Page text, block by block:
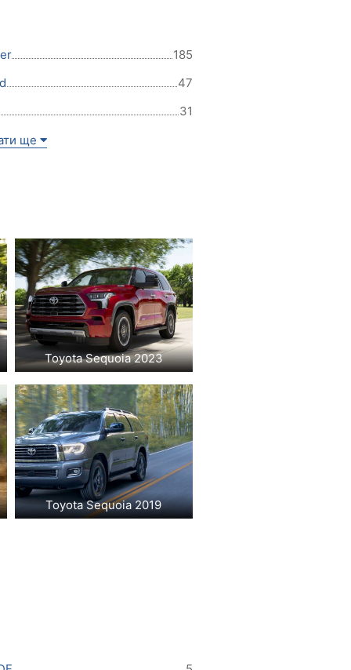
185
47
31
ще
Toyota Sequoia 2023
Toyota Sequoia 2019